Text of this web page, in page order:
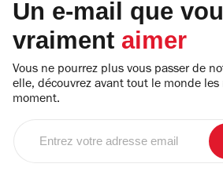
Un e-mail que
vraiment aimer
Vous ne pourrez plus vous passer de
elle, découvrez avant tout le monde
moment.